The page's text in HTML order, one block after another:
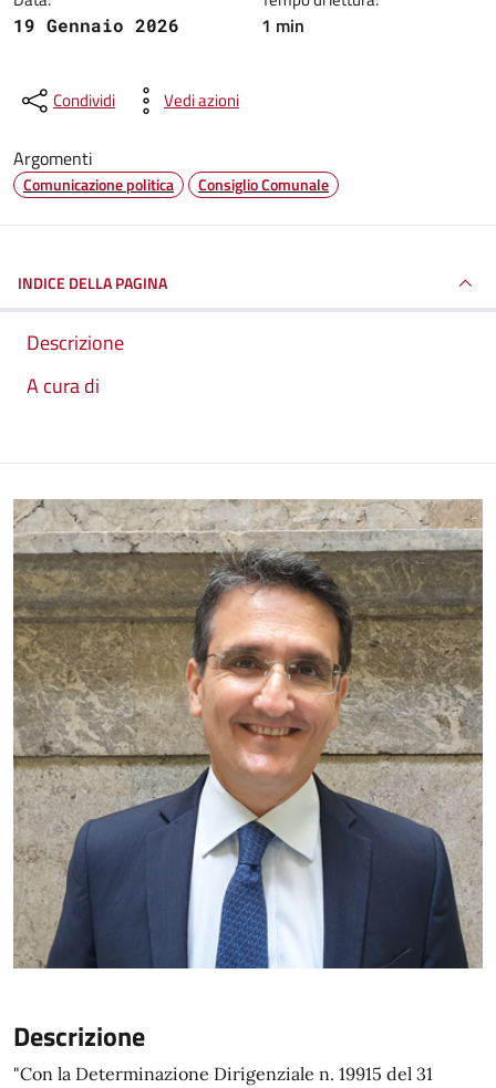
19 Gennaio 2026 1 min
Condividi Vedi azioni
Argomenti
Comunicazione politica Consiglio Comunale
INDICE DELLA PAGINA
Descrizione
A cura di
Descrizione
"Con la Determinazione Dirigenziale n. 19915 del 31